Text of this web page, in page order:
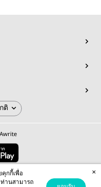
ติ
Public Company Limited
Policy Terms of Serviceapply.
คุกกี้เพื่อ
านสามารถ
×